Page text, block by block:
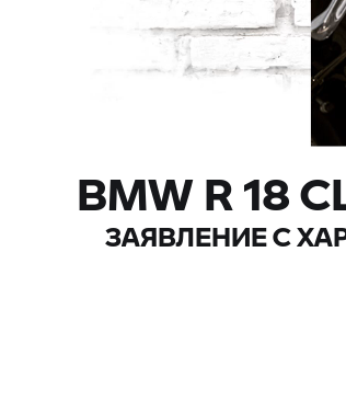
BMW R 18
ЗАЯВЛЕНИЕ С